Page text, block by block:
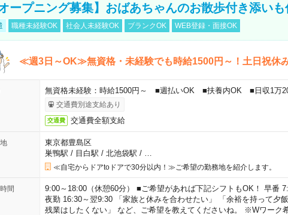
オープニング募集】おばあちゃんのお散歩付き添い
職種未経験OK 社会人未経験OK ブランクOK WEB登録・面接OK
≪週3日～OK≫無資格・未経験でも時給1500円～！土日祝休み
無資格未経験：時給1500円～ ■週払いOK ■扶養内OK ■日収1万
交通費別途支給あり
交通費 交通費全額支給
東京都豊島区
巣鴨駅 / 目白駅 / 北池袋駅 /
≪自宅からドアtoドアで30分以内！≫ご希望の勤務地を紹介します。
間
9:00～18:00（休憩60分） ■ご希望があれば下記シフトもOK！ 早番
夜勤 16:30～翌9:30 「家族と休みを合わせたい」 「余裕を持って夕
残業はしたくない」 など、ご希望を教えてくださいね。 ※Wワーク